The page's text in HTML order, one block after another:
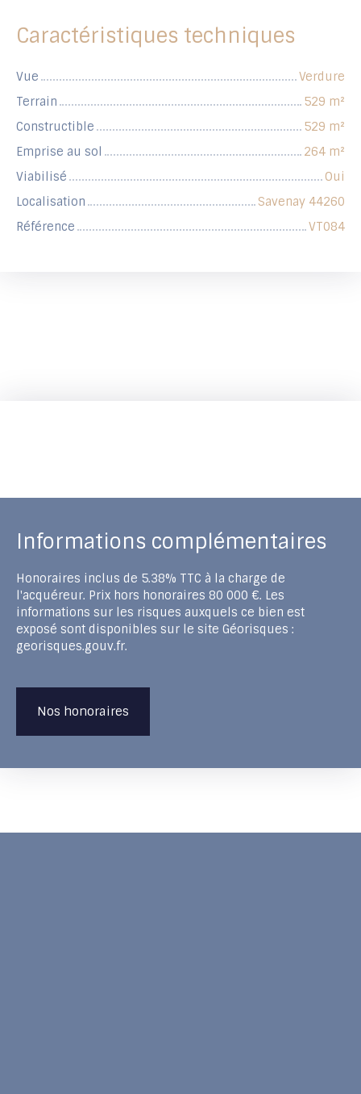
Caractéristiques techniques
Vue
Verdure
Terrain
529 m²
Constructible
529 m²
Emprise au sol
264 m²
Viabilisé
Oui
Localisation
Savenay 44260
Référence
VT084
Informations complémentaires
Honoraires inclus de 5.38% TTC à la charge de
l'acquéreur. Prix hors honoraires 80 000 €. Les
informations sur les risques auxquels ce bien est
exposé sont disponibles sur le site Géorisques :
georisques.gouv.fr.
Nos honoraires